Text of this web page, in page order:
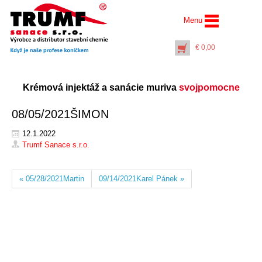
Menu
€ 0,00
Krémová injektáž a sanácie muriva svojpomocne
08/05/2021ŠIMON
12.1.2022
Trumf Sanace s.r.o.
« 05/28/2021Martin 09/14/2021Karel Pánek »
Difúzna lišta interiérová
DLD-i (dĺžka 2 m)